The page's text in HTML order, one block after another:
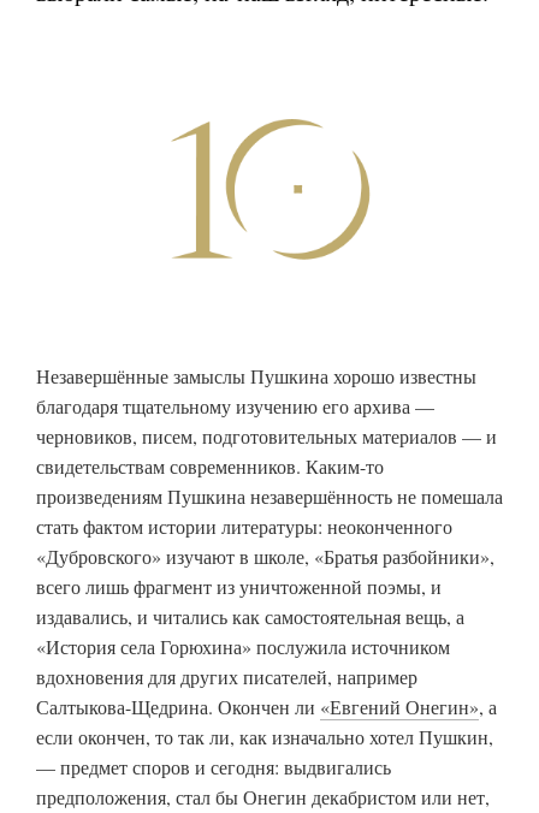
Незавершённые замыслы Пушкина хорошо известны
благодаря тщательному изучению его архива —
черновиков, писем, подготовительных материалов — и
свидетельствам современников. Каким-то
произведениям Пушкина незавершённость не помешала
стать фактом истории литературы: неоконченного
«Дубровского» изучают в школе, «Братья разбойники»,
всего лишь фрагмент из уничтоженной поэмы, и
издавались, и читались как самостоятельная вещь, а
«История села Горюхина» послужила источником
вдохновения для других писателей, например
Салтыкова-Щедрина. Окончен ли «Евгений Онегин», а
если окончен, то так ли, как изначально хотел Пушкин,
— предмет споров и сегодня: выдвигались
предположения, стал бы Онегин декабристом или нет,